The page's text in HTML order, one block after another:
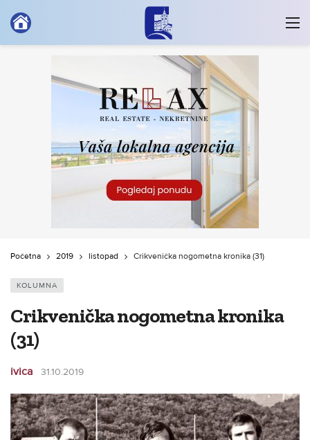
Početna 2019 listopad Crikvenička nogometna kronika (31)
KOLUMNA
Crikvenička nogometna kronika
(31)
ivica 31.10.2019